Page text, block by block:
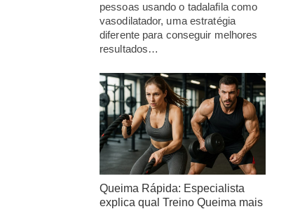
pessoas usando o tadalafila como
vasodilatador, uma estratégia
diferente para conseguir melhores
resultados…
Queima Rápida: Especialista
explica qual Treino Queima mais